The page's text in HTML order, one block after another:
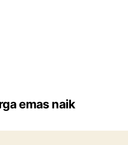
emas naik